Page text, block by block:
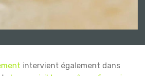
intervient également dans